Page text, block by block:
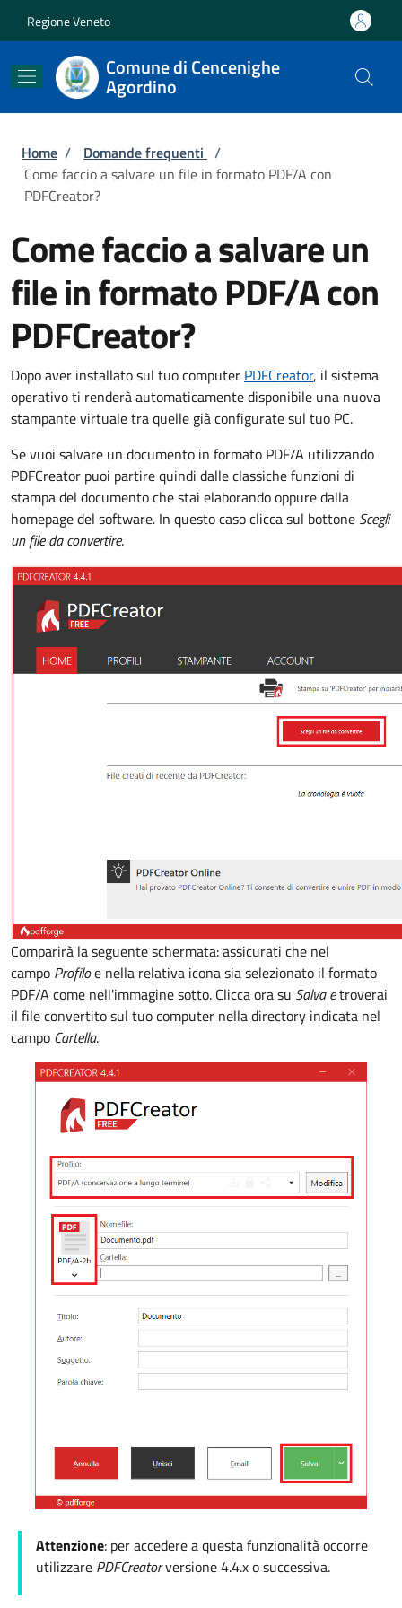
Regione Veneto
Comune di Cencenighe
Agordino
Briciole di pane
Home / Domande frequenti /
Come faccio a salvare un file in formato PDF/A con
PDFCreator?
Come faccio a salvare un
file in formato PDF/A con
PDFCreator?
Dopo aver installato sul tuo computer PDFCreator, il sistema
operativo ti renderà automaticamente disponibile una nuova
stampante virtuale tra quelle già configurate sul tuo PC.
Se vuoi salvare un documento in formato PDF/A utilizzando
PDFCreator puoi partire quindi dalle classiche funzioni di
stampa del documento che stai elaborando oppure dalla
homepage del software. In questo caso clicca sul bottone Scegli
un file da convertire.
Comparirà la seguente schermata: assicurati che nel
campo Profiloe nella relativa icona sia selezionato il formato
PDF/A come nell'immagine sotto. Clicca ora su Salva etroverai
il file convertito sul tuo computer nella directory indicata nel
campo Cartella.
Attenzione: per accedere a questa funzionalità occorre
utilizzare PDFCreatorversione 4.4.x o successiva.